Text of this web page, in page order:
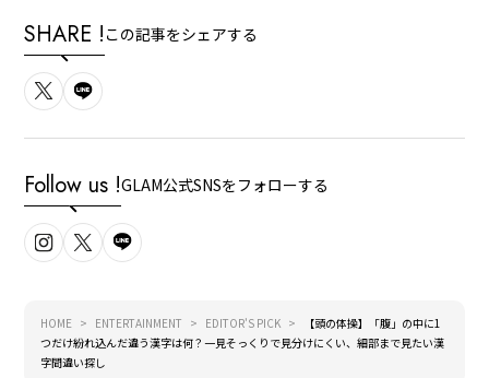
SHARE ! この記事をシェアする
Follow us !GLAM公式SNSをフォローする
HOME ENTERTAINMENT EDITOR'S PICK
【頭の体操】「腹」の中に1
つだけ紛れ込んだ違う漢字は何？一見そっくりで見分けにくい、細部まで見たい漢
字間違い探し